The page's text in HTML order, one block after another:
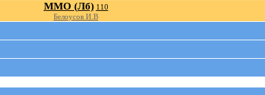
ММО (Лб) 110
Белоусов И.В